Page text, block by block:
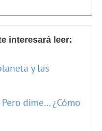
interesará leer:
y las
dime… ¿Cómo